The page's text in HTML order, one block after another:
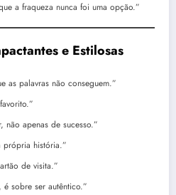
a fraqueza nunca foi uma opção.”
e Estilosas
palavras não conseguem.”
não apenas de sucesso.”
própria história.”
de visita.”
sobre ser autêntico.”